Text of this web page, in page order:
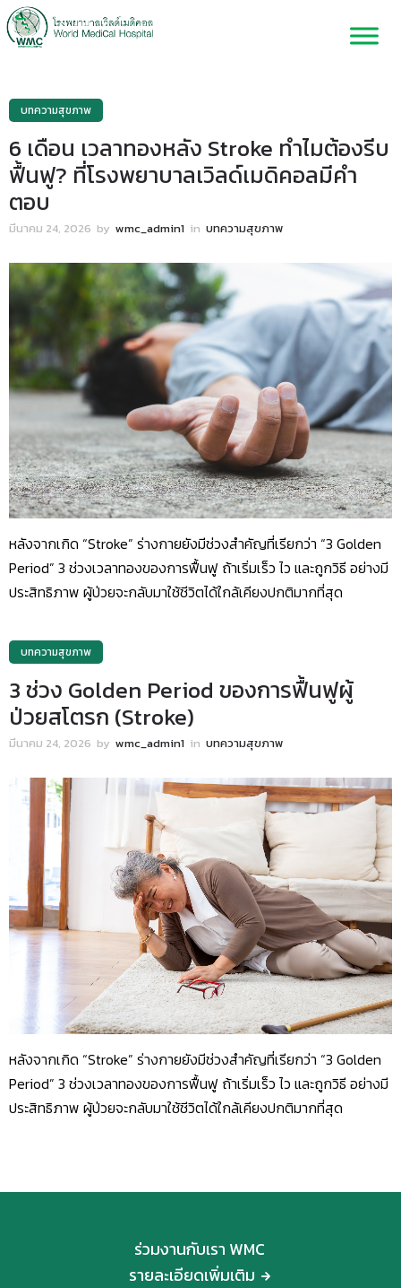
บทความสุขภาพ
6 เดือน เวลาทองหลัง Stroke ทำไมต้องรีบ
ฟื้นฟู? ที่โรงพยาบาลเวิลด์เมดิคอลมีคำ
ตอบ
มีนาคม 24, 2026 by wmc_admin1 in บทความสุขภาพ
หลังจากเกิด “Stroke” ร่างกายยังมีช่วงสำคัญที่เรียกว่า “3 Golden
Period” 3 ช่วงเวลาทองของการฟื้นฟู ถ้าเริ่มเร็ว ไว และถูกวิธี อย่างมี
ประสิทธิภาพ ผู้ป่วยจะกลับมาใช้ชีวิตได้ใกล้เคียงปกติมากที่สุด
บทความสุขภาพ
3 ช่วง Golden Period ของการฟื้นฟูผู้
ป่วยสโตรก (Stroke)
มีนาคม 24, 2026 by wmc_admin1 in บทความสุขภาพ
หลังจากเกิด “Stroke” ร่างกายยังมีช่วงสำคัญที่เรียกว่า “3 Golden
Period” 3 ช่วงเวลาทองของการฟื้นฟู ถ้าเริ่มเร็ว ไว และถูกวิธี อย่างมี
ประสิทธิภาพ ผู้ป่วยจะกลับมาใช้ชีวิตได้ใกล้เคียงปกติมากที่สุด
ร่วมงานกับเรา WMC
รายละเอียดเพิ่มเติม